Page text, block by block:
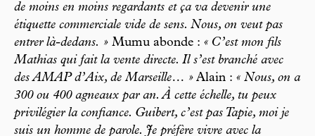
de moins en moins regardants et ça va devenir une
étiquette commerciale vide de sens. Nous, on veut pas
entrer là-dedans. » Mumu abonde : « C’est mon fils
Mathias qui fait la vente directe. Il s’est branché avec
des AMAP d’Aix, de Marseille… » Alain : « Nous, on a
300 ou 400 agneaux par an. À cette échelle, tu peux
privilégier la confiance. Guibert, c’est pas Tapie, moi je
suis un homme de parole. Je préfère vivre avec la